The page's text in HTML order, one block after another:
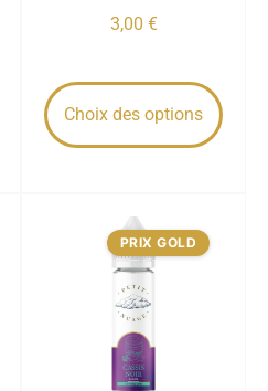
3,00 €
Choix des options
PRIX GOLD